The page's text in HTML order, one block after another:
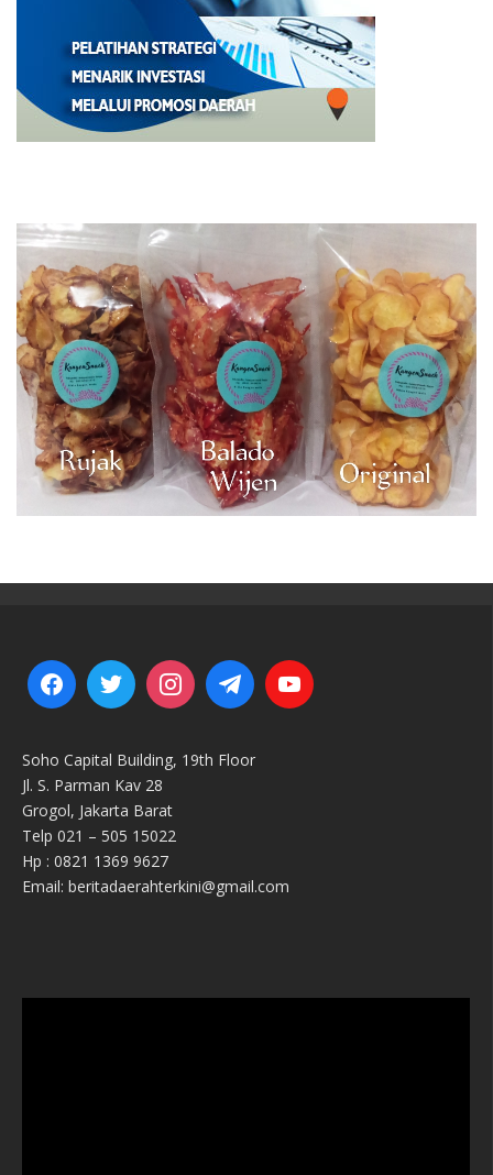
Soho Capital Building, 19th Floor
Jl. S. Parman Kav 28
Grogol, Jakarta Barat
Telp 021 – 505 15022
Hp : 0821 1369 9627
Email: beritadaerahterkini@gmail.com